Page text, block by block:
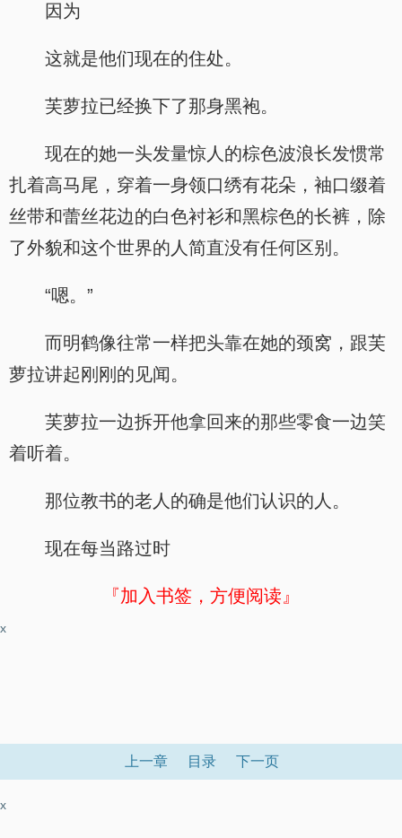
因为
这就是他们现在的住处。
芙萝拉已经换下了那身黑袍。
现在的她一头发量惊人的棕色波浪长发惯常
扎着高马尾，穿着一身领口绣有花朵，袖口缀着
丝带和蕾丝花边的白色衬衫和黑棕色的长裤，除
了外貌和这个世界的人简直没有任何区别。
“嗯。”
而明鹤像往常一样把头靠在她的颈窝，跟芙
萝拉讲起刚刚的见闻。
芙萝拉一边拆开他拿回来的那些零食一边笑
着听着。
那位教书的老人的确是他们认识的人。
现在每当路过时
『加入书签，方便阅读』
x
上一章 目录 下一页
x